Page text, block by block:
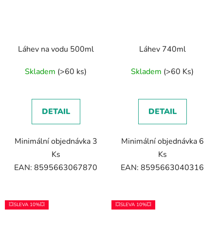
Láhev na vodu 500ml
Skladem (>60 ks)
DETAIL
Minimální objednávka 3
Ks
EAN: 8595663067870
Láhev 740ml
Skladem (>60 Ks)
DETAIL
Minimální objednávka 6
Ks
EAN: 8595663040316
💥SLEVA 10%💥 💥SLEVA 10%💥